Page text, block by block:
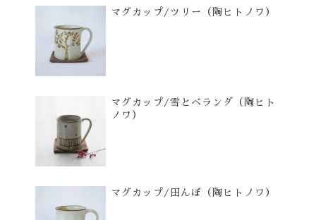
マグカップ/ツリー（陶ヒトノワ）
マグカップ/雪とベランダ（陶ヒト
ノワ）
マグカップ/田んぼ（陶ヒトノワ）